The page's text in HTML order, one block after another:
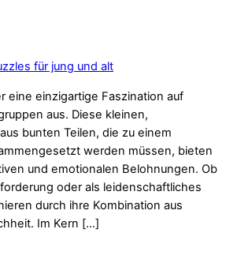
für jung und alt
eine einzigartige Faszination auf
aus. Diese kleinen,
bunten Teilen, die zu einem
werden müssen, bieten
und emotionalen Belohnungen. Ob
oder als leidenschaftliches
durch ihre Kombination aus
Im Kern […]